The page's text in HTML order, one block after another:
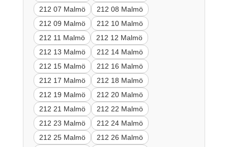
212 07 Malmö
212 08 Malmö
212 09 Malmö
212 10 Malmö
212 11 Malmö
212 12 Malmö
212 13 Malmö
212 14 Malmö
212 15 Malmö
212 16 Malmö
212 17 Malmö
212 18 Malmö
212 19 Malmö
212 20 Malmö
212 21 Malmö
212 22 Malmö
212 23 Malmö
212 24 Malmö
212 25 Malmö
212 26 Malmö